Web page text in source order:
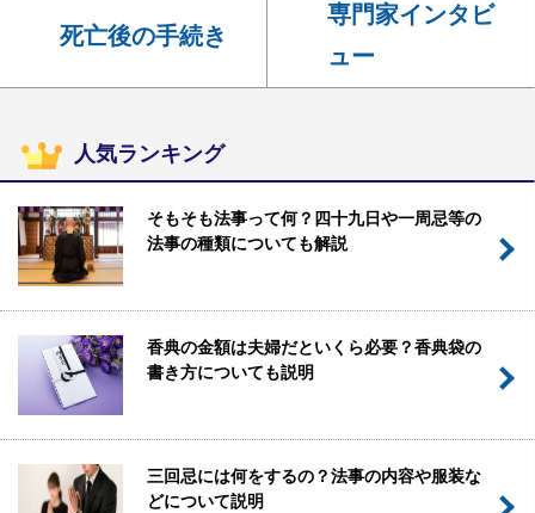
死亡後の手続き
専門家インタビ
ュー
人気ランキング
そもそも法事って何？四十九日や一周忌等の
法事の種類についても解説
香典の金額は夫婦だといくら必要？香典袋の
書き方についても説明
三回忌には何をするの？法事の内容や服装な
どについて説明